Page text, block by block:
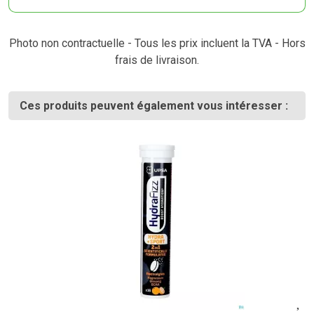
Photo non contractuelle - Tous les prix incluent la TVA - Hors
frais de livraison.
Ces produits peuvent également vous intéresser :